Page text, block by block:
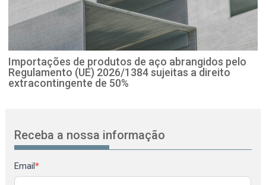
Importações de produtos de aço abrangidos pelo
Regulamento (UE) 2026/1384 sujeitas a direito
extracontingente de 50%
Receba a nossa informação
Newsletter
Email*